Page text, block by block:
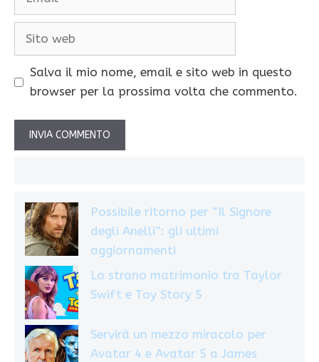
Sito
Salva il mio nome, email e sito web in questo
browser per la prossima volta che commento.
Possibile ritorno per “Il Signore
degli Anelli”: gli ultimi
aggiornamenti
Lo strano matrimonio tra Taylor
Swift e Toy Story 5
Servirà un mezzo miracolo per
Avatar 4 e Avatar 5 a James